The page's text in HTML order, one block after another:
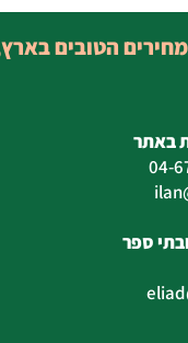
באתר
04-
ספר
eliad
הטובים